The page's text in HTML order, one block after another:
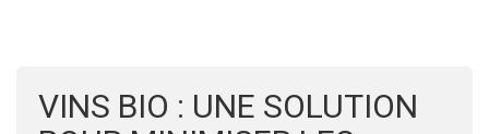
VINS BIO : UNE SOLUTION